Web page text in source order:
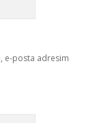
e-posta adresim